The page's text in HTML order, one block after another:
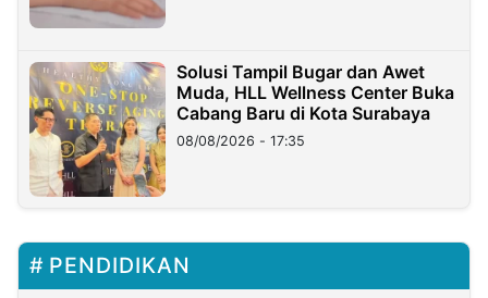
Solusi Tampil Bugar dan Awet
Muda, HLL Wellness Center Buka
Cabang Baru di Kota Surabaya
08/08/2026 - 17:35
PENDIDIKAN